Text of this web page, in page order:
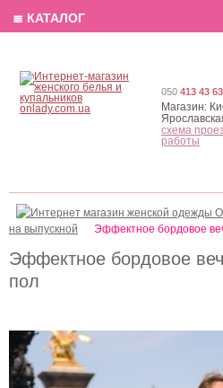
Эффектное бордовое
пол
на выпускной
Эффектное бордовое
050 413 43 63
Магазин:
схема
работы
≣ КАТАЛОГ